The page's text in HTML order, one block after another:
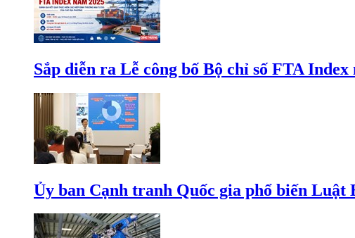
Sắp diễn ra Lễ công bố Bộ chỉ số FTA Index
Ủy ban Cạnh tranh Quốc gia phổ biến Luật